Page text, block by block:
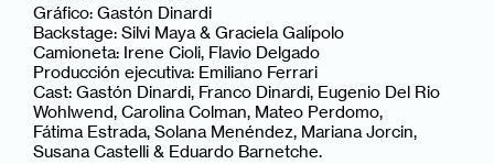
Gráfico: Gastón Dinardi
Backstage: Silvi Maya & Graciela Galípolo
Camioneta: Irene Cioli, Flavio Delgado
Producción ejecutiva: Emiliano Ferrari
Cast: Gastón Dinardi, Franco Dinardi, Eugenio Del Rio
Wohlwend, Carolina Colman, Mateo Perdomo,
Fátima Estrada, Solana Menéndez, Mariana Jorcin,
Susana Castelli & Eduardo Barnetche.